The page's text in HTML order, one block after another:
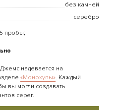
без камней
серебро
пробы;
надевается на
«Монохупы»‎. Каждый
вы могли создавать
серег.